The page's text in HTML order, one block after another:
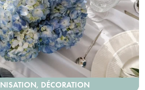
DÉCORATION